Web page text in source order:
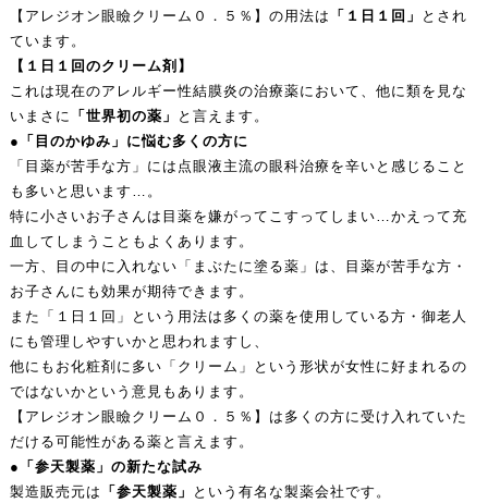
【アレジオン眼瞼クリーム０．５％】の用法は 「１日１回」
とされ
ています。
【１日１回のクリーム剤】
これは現在のアレルギー性結膜炎の治療薬において、他に類を見な
いまさに 「世界初の薬」
と言えます。
●「目のかゆみ」に悩む多くの方に
「目薬が苦手な方」には点眼液主流の眼科治療を辛いと感じること
も多いと思います…。
特に小さいお子さんは目薬を嫌がってこすってしまい…かえって充
血してしまうこともよくあります。
一方、目の中に入れない「まぶたに塗る薬」は、目薬が苦手な方・
お子さんにも効果が期待できます。
また「１日１回」という用法は多くの薬を使用している方・御老人
にも管理しやすいかと思われますし、
他にもお化粧剤に多い「クリーム」という形状が女性に好まれるの
ではないかという意見もあります。
【アレジオン眼瞼クリーム０．５％】は多くの方に受け入れていた
だける可能性がある薬と言えます。
●「参天製薬」の新たな試み
製造販売元は 「参天製薬」
という有名な製薬会社です。